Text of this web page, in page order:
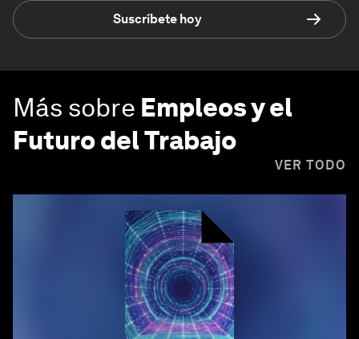
Suscríbete hoy
Más sobre Empleos y el
Futuro del Trabajo
VER TODO